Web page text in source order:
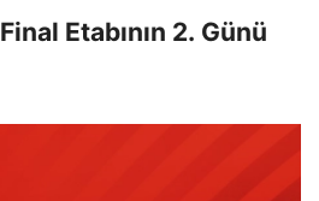
Etabının 2. Günü